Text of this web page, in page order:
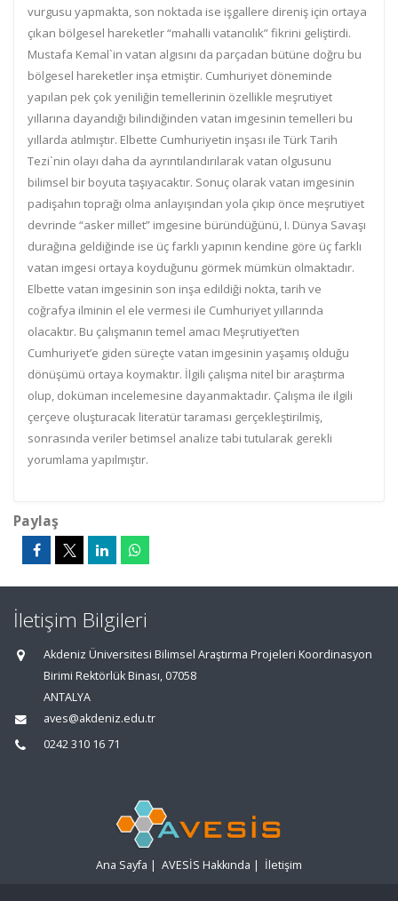
vurgusu yapmakta, son noktada ise işgallere direniş için ortaya
çıkan bölgesel hareketler “mahalli vatancılık” fikrini geliştirdi.
Mustafa Kemal`in vatan algısını da parçadan bütüne doğru bu
bölgesel hareketler inşa etmiştir. Cumhuriyet döneminde
yapılan pek çok yeniliğin temellerinin özellikle meşrutiyet
yıllarına dayandığı bilindiğinden vatan imgesinin temelleri bu
yıllarda atılmıştır. Elbette Cumhuriyetin inşası ile Türk Tarih
Tezi`nin olayı daha da ayrıntılandırılarak vatan olgusunu
bilimsel bir boyuta taşıyacaktır. Sonuç olarak vatan imgesinin
padişahın toprağı olma anlayışından yola çıkıp önce meşrutiyet
devrinde “asker millet” imgesine büründüğünü, I. Dünya Savaşı
durağına geldiğinde ise üç farklı yapının kendine göre üç farklı
vatan imgesi ortaya koyduğunu görmek mümkün olmaktadır.
Elbette vatan imgesinin son inşa edildiği nokta, tarih ve
coğrafya ilminin el ele vermesi ile Cumhuriyet yıllarında
olacaktır. Bu çalışmanın temel amacı Meşrutiyet’ten
Cumhuriyet’e giden süreçte vatan imgesinin yaşamış olduğu
dönüşümü ortaya koymaktır. İlgili çalışma nitel bir araştırma
olup, doküman incelemesine dayanmaktadır. Çalışma ile ilgili
çerçeve oluşturacak literatür taraması gerçekleştirilmiş,
sonrasında veriler betimsel analize tabi tutularak gerekli
yorumlama yapılmıştır.
Paylaş
İletişim Bilgileri
Akdeniz Üniversitesi Bilimsel Araştırma Projeleri Koordinasyon
Birimi Rektörlük Binası, 07058
ANTALYA
aves@akdeniz.edu.tr
0242 310 16 71
Ana Sayfa | AVESİS Hakkında | İletişim